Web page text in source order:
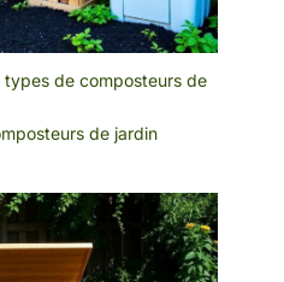
de composteurs de
de jardin